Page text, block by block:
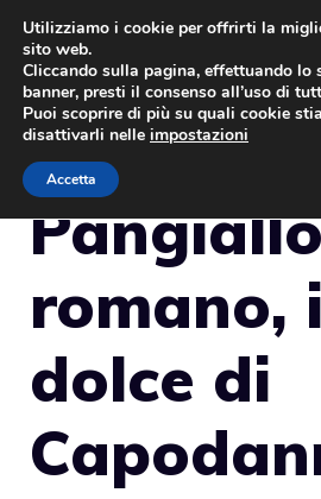
Vai
contenuto
romano,
dolce di
Utilizziamo i cookie per offrirti la
sito web.
Cliccando sulla pagina, effettuando lo
banner, presti il consenso all’uso di
Puoi scoprire di più su quali cookie
disattivarli nelle impostazioni
Accetta